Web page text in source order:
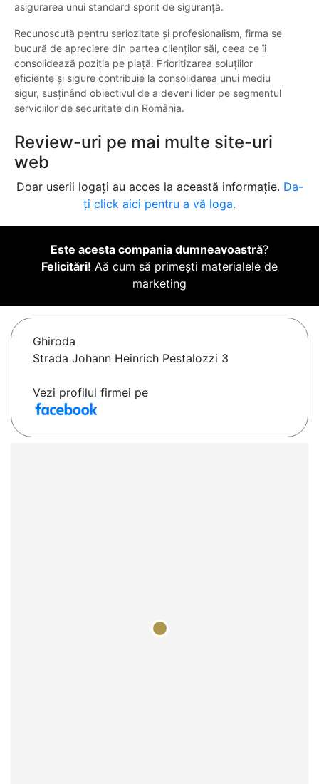
asigurarea unui standard sporit de siguranță.
Recunoscută pentru seriozitate și profesionalism, firma se
bucură de apreciere din partea clienților săi, ceea ce îi
consolidează poziția pe piață. Prioritizarea soluțiilor
eficiente și sigure contribuie la consolidarea unui mediu
sigur, susținând obiectivul de a deveni lider pe segmentul
serviciilor de securitate din România.
Review-uri pe mai multe site-uri
web
Doar userii logați au acces la această informație. Da-
ți click aici pentru a vă loga.
Este acesta compania dumneavoastră?
Felicitări! Aă cum să primești materialele de
marketing
Ghiroda
Strada Johann Heinrich Pestalozzi 3
Vezi profilul firmei pe